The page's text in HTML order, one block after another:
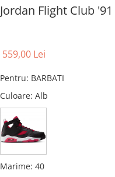
Jordan Flight Club
559,00 Lei
Pentru: BARBATI
Culoare: Alb
Marime: 40